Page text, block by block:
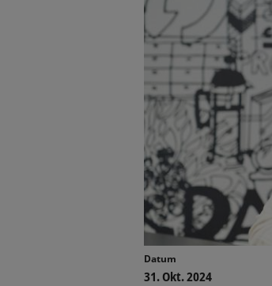
Datum
31. Okt. 2024